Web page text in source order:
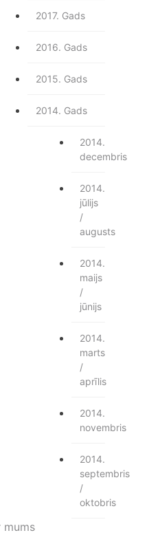
2017. Gads
2016. Gads
2015. Gads
2014. Gads
2014.
decembris
2014.
jūlijs
/
augusts
2014.
maijs
/
jūnijs
2014.
marts
/
aprīlis
2014.
novembris
2014.
septembris
/
oktobris
mums